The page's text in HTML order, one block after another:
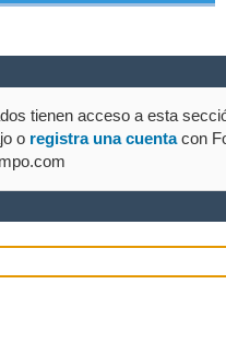
tienen acceso a esta
o registra una cuentacon